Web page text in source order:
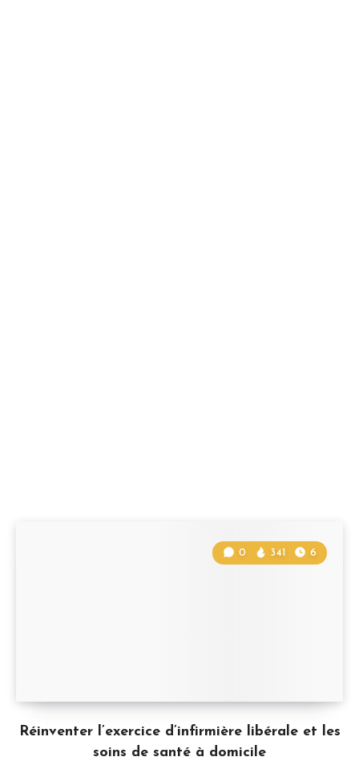
Réinventer l’exercice d’infirmière libérale et les
soins de santé à domicile
0 341 6